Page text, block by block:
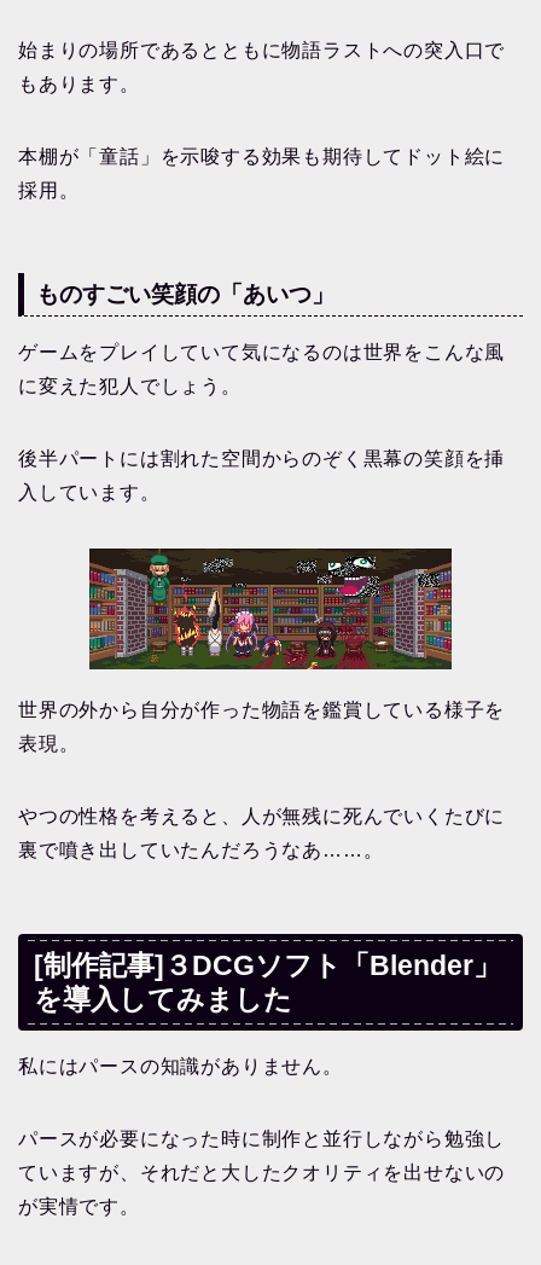
始まりの場所であるとともに物語ラストへの突入口で
もあります。
本棚が「童話」を示唆する効果も期待してドット絵に
採用。
ものすごい笑顔の「あいつ」
ゲームをプレイしていて気になるのは世界をこんな風
に変えた犯人でしょう。
後半パートには割れた空間からのぞく黒幕の笑顔を挿
入しています。
世界の外から自分が作った物語を鑑賞している様子を
表現。
やつの性格を考えると、人が無残に死んでいくたびに
裏で噴き出していたんだろうなあ……。
[制作記事]３DCGソフト「Blender」
を導入してみました
私にはパースの知識がありません。
パースが必要になった時に制作と並行しながら勉強し
ていますが、それだと大したクオリティを出せないの
が実情です。